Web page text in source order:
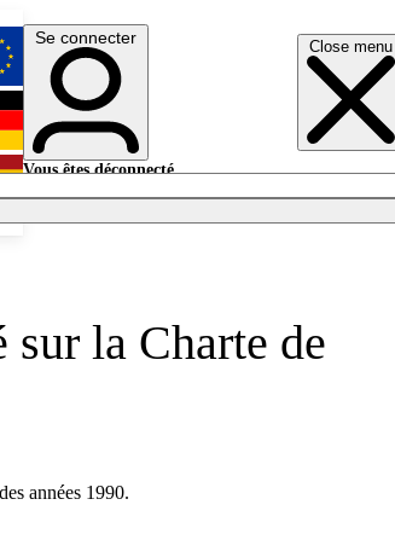
Close menu
English
Deutsch
Se connecter
Vous êtes déconnecté.
la Charte de
années 1990.